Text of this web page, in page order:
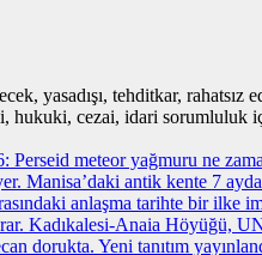
yasadışı, tehditkar,
hukuki, cezai, idari sorumluluk